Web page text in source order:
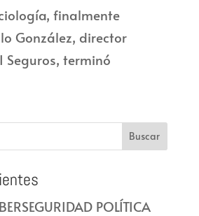
finalmente
González, director
Seguros, terminó
POLÍTICA